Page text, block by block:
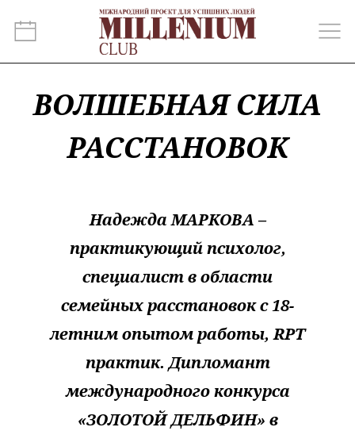
ВОЛШЕБНАЯ СИЛА
РАССТАНОВОК
Надежда МАРКОВА –
практикующий психолог,
специалист в области
семейных расстановок с 18-
летним опытом работы, RPT
практик. Дипломант
международного конкурса
«ЗОЛОТОЙ ДЕЛЬФИН» в